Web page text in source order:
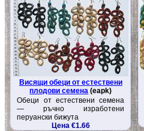
Висящи обеци от естествени
плодови семена (eapk)
Обеци от естествени семена
— ръчно изработени
перуански бижута
Цена €1.66